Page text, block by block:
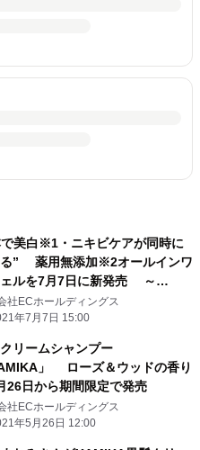
で美白※1・ニキビケアが同時に
” 薬用無添加※2オールインワ
ルを7月7日に新発売 ～
アシアム)～
社ECホールディングス
年7月7日 15:00
リームシャンプー
」 ローズ＆ウッドの香り
26日から期間限定で発売
社ECホールディングス
年5月26日 12:00